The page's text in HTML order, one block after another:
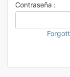
Contraseña :